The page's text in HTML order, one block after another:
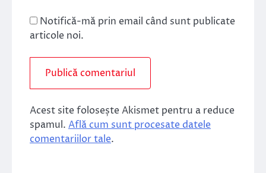
Notifică-mă prin email când sunt publicate
articole noi.
Acest site folosește Akismet pentru a reduce
spamul. Află cum sunt procesate datele
comentariilor tale.